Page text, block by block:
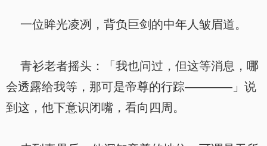
一位眸光凌冽，背负巨剑的中年人皱眉道。
青衫老者摇头：「我也问过，但这等消息，哪
会透露给我等，那可是帝尊的行踪————」说
到这，他下意识闭嘴，看向四周。